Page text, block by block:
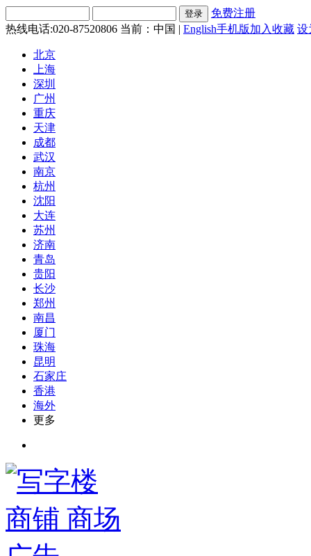
免费注册
热线电话:020-87520806 当前：中国 | English手机版加入收藏 设
北京
上海
深圳
广州
重庆
天津
成都
武汉
南京
杭州
沈阳
大连
苏州
济南
青岛
贵阳
长沙
郑州
南昌
厦门
珠海
昆明
石家庄
香港
海外
更多